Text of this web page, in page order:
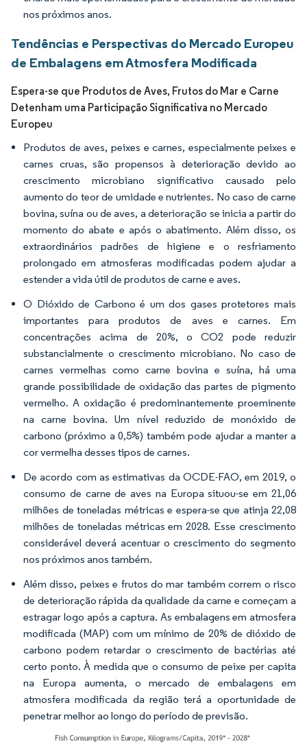
nos próximos anos.
Tendências e Perspectivas do Mercado Europeu
de Embalagens em Atmosfera Modificada
Espera-se que Produtos de Aves, Frutos do Mar e Carne
Detenham uma Participação Significativa no Mercado
Europeu
Produtos de aves, peixes e carnes, especialmente peixes e
carnes cruas, são propensos à deterioração devido ao
crescimento microbiano significativo causado pelo
aumento do teor de umidade e nutrientes. No caso de carne
bovina, suína ou de aves, a deterioração se inicia a partir do
momento do abate e após o abatimento. Além disso, os
extraordinários padrões de higiene e o resfriamento
prolongado em atmosferas modificadas podem ajudar a
estender a vida útil de produtos de carne e aves.
O Dióxido de Carbono é um dos gases protetores mais
importantes para produtos de aves e carnes. Em
concentrações acima de 20%, o CO2 pode reduzir
substancialmente o crescimento microbiano. No caso de
carnes vermelhas como carne bovina e suína, há uma
grande possibilidade de oxidação das partes de pigmento
vermelho. A oxidação é predominantemente proeminente
na carne bovina. Um nível reduzido de monóxido de
carbono (próximo a 0,5%) também pode ajudar a manter a
cor vermelha desses tipos de carnes.
De acordo com as estimativas da OCDE-FAO, em 2019, o
consumo de carne de aves na Europa situou-se em 21,06
milhões de toneladas métricas e espera-se que atinja 22,08
milhões de toneladas métricas em 2028. Esse crescimento
considerável deverá acentuar o crescimento do segmento
nos próximos anos também.
Além disso, peixes e frutos do mar também correm o risco
de deterioração rápida da qualidade da carne e começam a
estragar logo após a captura. As embalagens em atmosfera
modificada (MAP) com um mínimo de 20% de dióxido de
carbono podem retardar o crescimento de bactérias até
certo ponto. À medida que o consumo de peixe per capita
na Europa aumenta, o mercado de embalagens em
atmosfera modificada da região terá a oportunidade de
penetrar melhor ao longo do período de previsão.